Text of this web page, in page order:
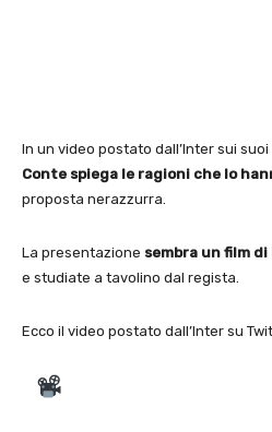
In un video postato dall’Inter sui
Conte spiega le ragioni che lo
proposta nerazzurra.
La presentazione sembra un film
e studiate a tavolino dal regista.
Ecco il video postato dall’Inter su